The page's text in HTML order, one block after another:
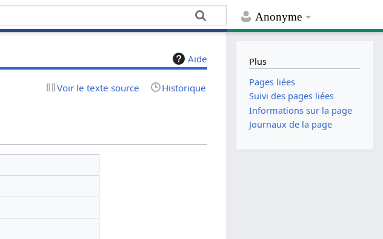
Anonyme
Aide
Voir le texte source Historique
Plus
Pages liées
Suivi des pages liées
Informations sur la page
Journaux de la page